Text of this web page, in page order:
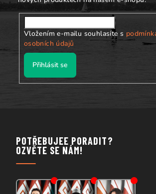
Vložením e-mailu souhlasíte s
osobních údajů
Přihlásit se
POTŘEBUJEE PORADIT?
OZVĚTE SE NÁM!